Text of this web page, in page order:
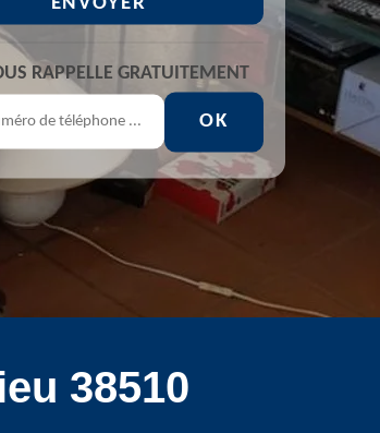
RAPPELLE GRATUITEMENT
38510